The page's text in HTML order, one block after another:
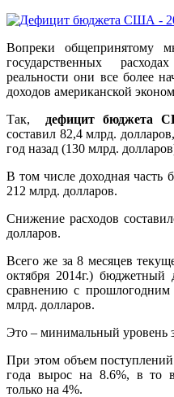
Вопреки общепринятому
государственных
реальности они все более
доходов американской
Так, дефицит бюджета
составил 82,4 млрд.
год назад (130 млрд.
В том числе доходная часть
212 млрд. долларов.
Снижение расходов
долларов.
Всего же за 8 месяцев
октября 2014г.) бюджетный
сравнению с прошлогодним
млрд. долларов.
Это – минимальный уровень
При этом объем
года вырос на 8.6%, в то
только на 4%.